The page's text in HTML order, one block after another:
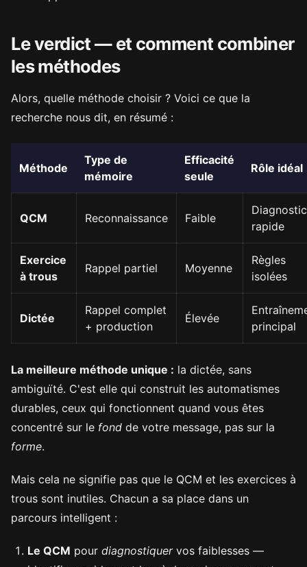
Le verdict — et comment combiner
les méthodes
Alors, quelle méthode choisir ? Voici ce que la
recherche nous dit, en résumé :
Méthode
Type de
mémoire
Efficacité
seule
Rôle idéal
QCM Reconnaissance Faible
Diagnostic
rapide
Exercice
à trous
Rappel partiel Moyenne
Règles
isolées
Dictée
Rappel complet
+ production
Élevée
principal
La meilleure méthode unique : la dictée, sans
ambiguïté. C'est elle qui construit les automatismes
durables, ceux qui fonctionnent quand vous êtes
concentré sur le fond de votre message, pas sur la
forme.
Mais cela ne signifie pas que le QCM et les exercices à
trous sont inutiles. Chacun a sa place dans un
parcours intelligent :
Le QCM pour diagnostiquervos faiblesses —